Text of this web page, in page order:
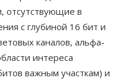
отсутствующие в
с глубиной 16 бит и
каналов, альфа-
интереса
важным участкам) и